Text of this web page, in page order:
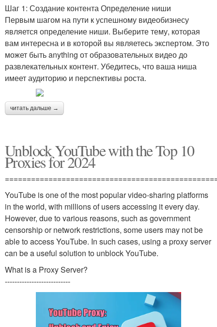
Шаг 1: Создание контента Определение ниши
Первым шагом на пути к успешному видеобизнесу
является определение ниши. Выберите тему, которая
вам интересна и в которой вы являетесь экспертом. Это
может быть anything от образовательных видео до
развлекательных контент. Убедитесь, что ваша ниша
имеет аудиторию и перспективы роста.
читать дальше →
Unblock YouTube with the Top 10
Proxies for 2024
YouTube is one of the most popular video-sharing platforms
in the world, with millions of users accessing it every day.
However, due to various reasons, such as government
censorship or network restrictions, some users may not be
able to access YouTube. In such cases, using a proxy server
can be a useful solution to unblock YouTube.
What is a Proxy Server?
---------------------------